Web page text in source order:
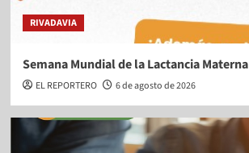
RIVADAVIA
Semana Mundial de la Lactancia Materna
EL REPORTERO 6 de agosto de 2026